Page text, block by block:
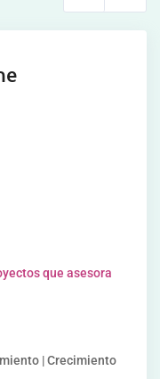
que asesora
| Crecimiento